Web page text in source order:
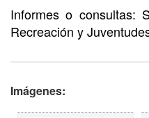
Informes o consultas:
Recreación y
Imágenes: